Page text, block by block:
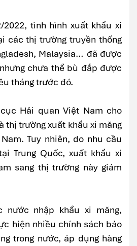
2022, tình hình xuất khẩu xi
các thị trường truyền thống
Malaysia… đã được
chưa thể bù đắp được
tháng trước đó.
Hải quan Việt Nam cho
thị trường xuất khẩu xi măng
Tuy nhiên, do nhu cầu
Trung Quốc, xuất khẩu xi
sang thị trường này giảm
nước nhập khẩu xi măng,
hiện nhiều chính sách bảo
trong nước, áp dụng hàng